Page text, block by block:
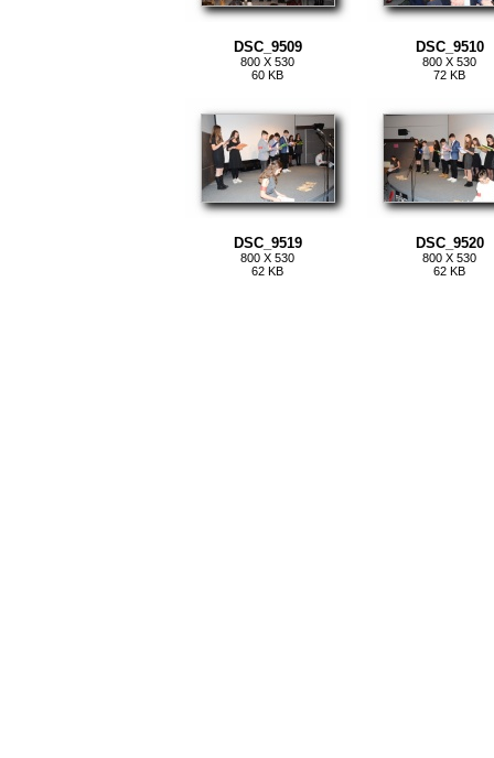
DSC_9509
800 X 530
60 KB
DSC_9510
800 X 530
72 KB
DSC_9519
800 X 530
62 KB
DSC_9520
800 X 530
62 KB